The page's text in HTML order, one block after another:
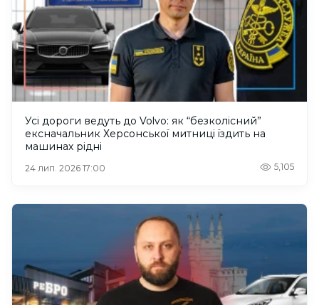
Усі дороги ведуть до Volvo: як “безколісний”
ексначальник Херсонської митниці їздить на
машинах рідні
24 лип. 2026 17:00 5,105